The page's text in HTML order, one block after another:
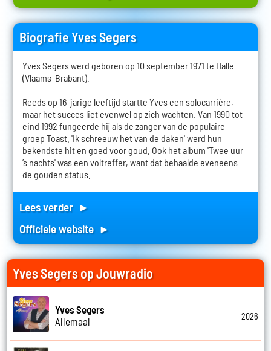
Biografie Yves Segers
Yves Segers werd geboren op 10 september 1971 te Halle
(Vlaams-Brabant).
Reeds op 16-jarige leeftijd startte Yves een solocarrière,
maar het succes liet evenwel op zich wachten. Van 1990 tot
eind 1992 fungeerde hij als de zanger van de populaire
groep Toast. 'Ik schreeuw het van de daken' werd hun
bekendste hit en goed voor goud. Ook het album 'Twee uur
’s nachts' was een voltreffer, want dat behaalde eveneens
de gouden status.
Lees verder ►
Officiele website ►
Yves Segers op Jouwradio
Yves Segers
Allemaal
2026